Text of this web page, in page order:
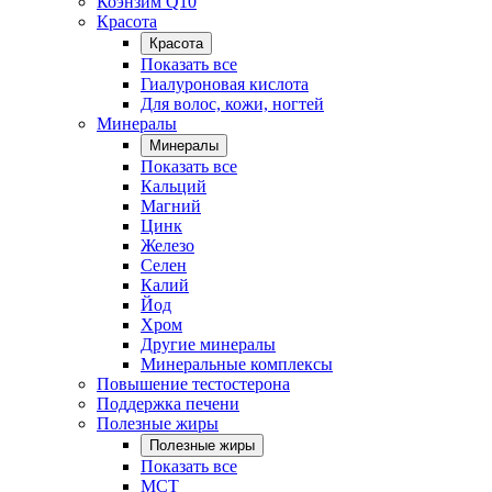
Красота
Красота
Показать все
Гиалуроновая кислота
Для волос, кожи, ногтей
Минералы
Минералы
Показать все
Кальций
Магний
Цинк
Железо
Селен
Калий
Йод
Хром
Другие минералы
Минеральные комплексы
Повышение тестостерона
Поддержка печени
Полезные жиры
Полезные жиры
Показать все
MCT